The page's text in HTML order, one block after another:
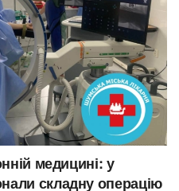
медицині: у
складну операцію